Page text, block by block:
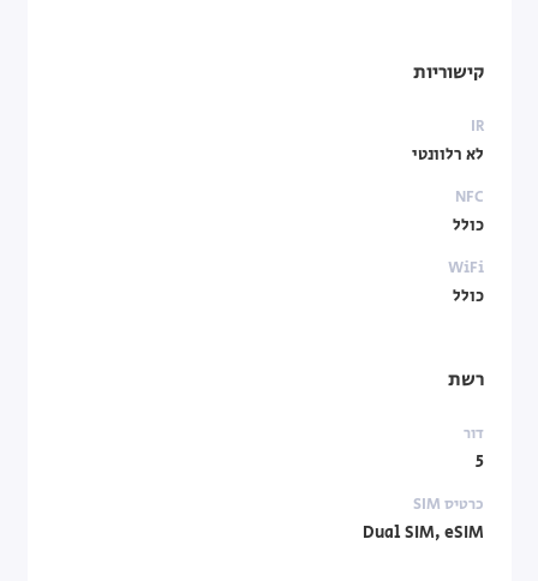
קישוריות
IR
לא רלוונטי
NFC
כולל
WiFi
כולל
רשת
דור
5
כרטיס SIM
Dual SIM, eSIM